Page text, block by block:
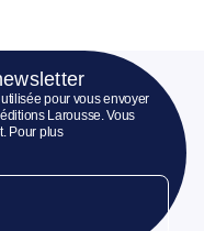
pour vous envoyer
Larousse. Vous
Pour plus